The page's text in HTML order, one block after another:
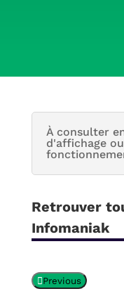
À consulter
d'affichage
Retrouver
Infomaniak
Previous